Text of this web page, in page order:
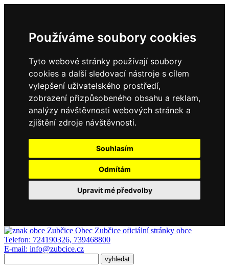
Používáme soubory cookies
Tyto webové stránky používají soubory
cookies a další sledovací nástroje s cílem
vylepšení uživatelského prostředí,
zobrazení přizpůsobeného obsahu a reklam,
analýzy návštěvnosti webových stránek a
zjištění zdroje návštěvnosti.
Souhlasím
Odmítám
Upravit mé předvolby
Obec Zubčice oficiální stránky obce
Telefon: 724190326, 739468800
E-mail: info@zubcice.cz